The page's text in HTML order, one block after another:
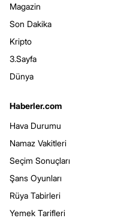
Magazin
Son Dakika
Kripto
3.Sayfa
Dünya
Haberler.com
Hava Durumu
Namaz Vakitleri
Seçim Sonuçları
Şans Oyunları
Rüya Tabirleri
Yemek Tarifleri